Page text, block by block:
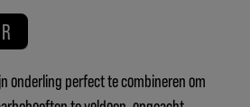
onderling perfect te combineren om